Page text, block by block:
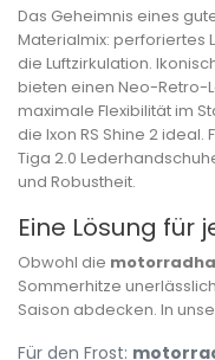
Das Geheimnis eines
Materialmix: perforiertes
die Luftzirkulation.
bieten einen Neo-Retro-
maximale Flexibilität im
die Ixon RS Shine 2
Tiga 2.0
und Robustheit.
Eine Lösung für
Obwohl die
Sommerhitze
Saison abdecken. In
Für den Frost: